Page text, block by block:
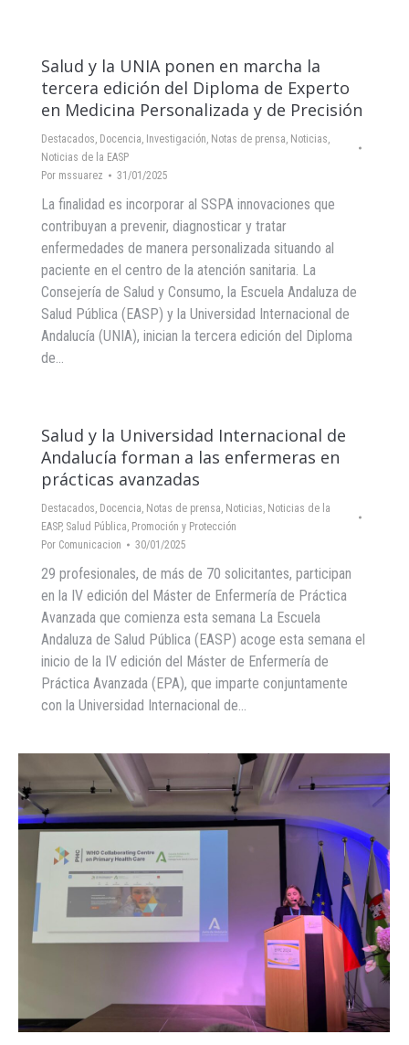
Salud y la UNIA ponen en marcha la
tercera edición del Diploma de Experto
en Medicina Personalizada y de Precisión
Destacados, Docencia, Investigación, Notas de prensa, Noticias,
Noticias de la EASP
Por mssuarez 31/01/2025
La finalidad es incorporar al SSPA innovaciones que
contribuyan a prevenir, diagnosticar y tratar
enfermedades de manera personalizada situando al
paciente en el centro de la atención sanitaria. La
Consejería de Salud y Consumo, la Escuela Andaluza de
Salud Pública (EASP) y la Universidad Internacional de
Andalucía (UNIA), inician la tercera edición del Diploma
de…
Salud y la Universidad Internacional de
Andalucía forman a las enfermeras en
prácticas avanzadas
Destacados, Docencia, Notas de prensa, Noticias, Noticias de la
EASP, Salud Pública, Promoción y Protección
Por Comunicacion 30/01/2025
29 profesionales, de más de 70 solicitantes, participan
en la IV edición del Máster de Enfermería de Práctica
Avanzada que comienza esta semana La Escuela
Andaluza de Salud Pública (EASP) acoge esta semana el
inicio de la IV edición del Máster de Enfermería de
Práctica Avanzada (EPA), que imparte conjuntamente
con la Universidad Internacional de…